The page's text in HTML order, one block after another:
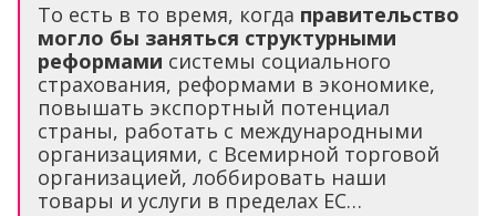
То есть в то время, когда правительство
могло бы заняться структурными
реформами системы социального
страхования, реформами в экономике,
повышать экспортный потенциал
страны, работать с международными
организациями, с Всемирной торговой
организацией, лоббировать наши
товары и услуги в пределах ЕС…